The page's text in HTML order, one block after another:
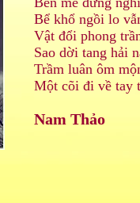
Bể khổ ngồi lo
Vật đổi phong
Sao dời tang hải
Trầm luân ôm
Một cõi đi về tay
Nam Thảo